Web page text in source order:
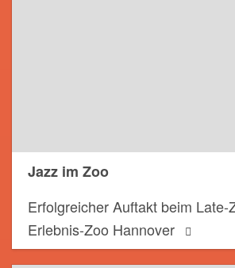
Jazz im Zoo
Erfolgreicher Auftakt beim Late-
Erlebnis-Zoo Hannover